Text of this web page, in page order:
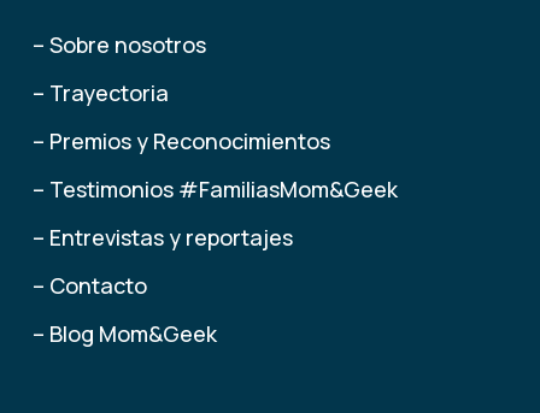
– Sobre nosotros
– Trayectoria
– Premios y Reconocimientos
– Testimonios #FamiliasMom&Geek
– Entrevistas y reportajes
– Contacto
– Blog Mom&Geek